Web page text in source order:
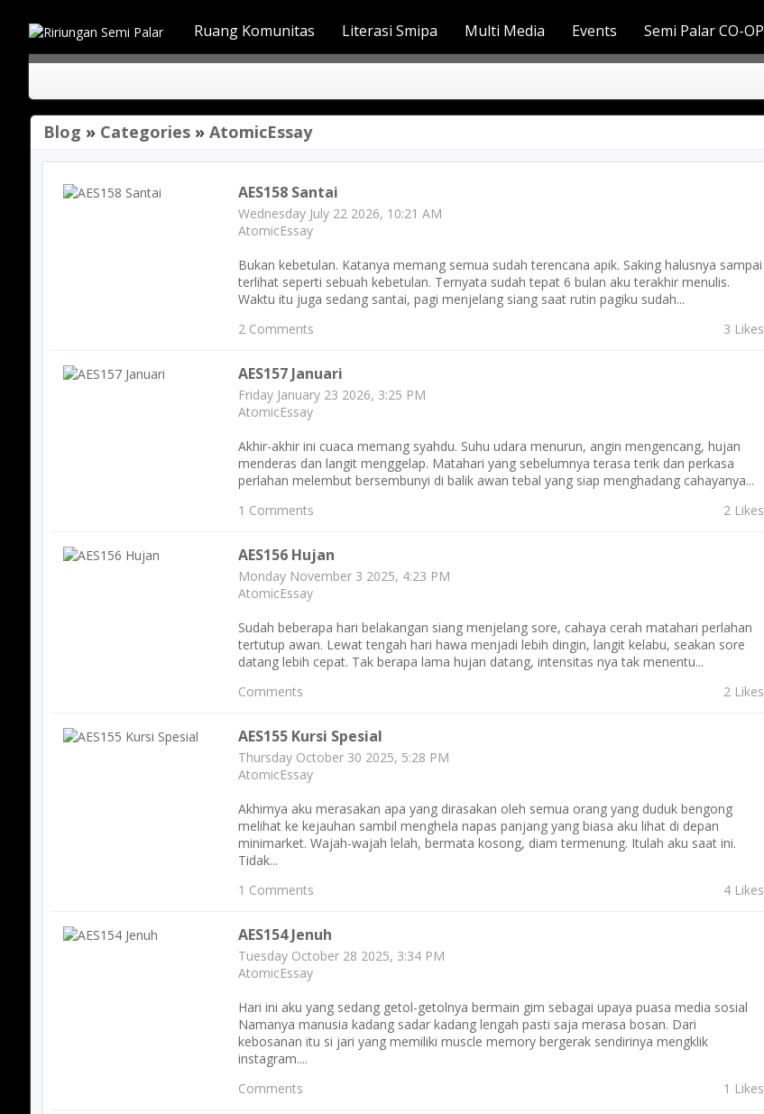
Ruang Komunitas Literasi Smipa Multi Media Events Semi Palar CO-OP
Blog » Categories » AtomicEssay
AES158 Santai
Wednesday July 22 2026, 10:21 AM
AtomicEssay
Bukan kebetulan. Katanya memang semua sudah terencana apik. Saking halusnya sampai
terlihat seperti sebuah kebetulan. Ternyata sudah tepat 6 bulan aku terakhir menulis.
Waktu itu juga sedang santai, pagi menjelang siang saat rutin pagiku sudah...
2 Comments
3 Likes
AES157 Januari
Friday January 23 2026, 3:25 PM
AtomicEssay
Akhir-akhir ini cuaca memang syahdu. Suhu udara menurun, angin mengencang, hujan
menderas dan langit menggelap. Matahari yang sebelumnya terasa terik dan perkasa
perlahan melembut bersembunyi di balik awan tebal yang siap menghadang cahayanya...
1 Comments
2 Likes
AES156 Hujan
Monday November 3 2025, 4:23 PM
AtomicEssay
Sudah beberapa hari belakangan siang menjelang sore, cahaya cerah matahari perlahan
tertutup awan. Lewat tengah hari hawa menjadi lebih dingin, langit kelabu, seakan sore
datang lebih cepat. Tak berapa lama hujan datang, intensitas nya tak menentu...
Comments
2 Likes
AES155 Kursi Spesial
Thursday October 30 2025, 5:28 PM
AtomicEssay
Akhirnya aku merasakan apa yang dirasakan oleh semua orang yang duduk bengong
melihat ke kejauhan sambil menghela napas panjang yang biasa aku lihat di depan
minimarket. Wajah-wajah lelah, bermata kosong, diam termenung. Itulah aku saat ini.
Tidak...
1 Comments
4 Likes
AES154 Jenuh
Tuesday October 28 2025, 3:34 PM
AtomicEssay
Hari ini aku yang sedang getol-getolnya bermain gim sebagai upaya puasa media sosial
Namanya manusia kadang sadar kadang lengah pasti saja merasa bosan. Dari
kebosanan itu si jari yang memiliki muscle memory bergerak sendirinya mengklik
instagram....
Comments
1 Likes